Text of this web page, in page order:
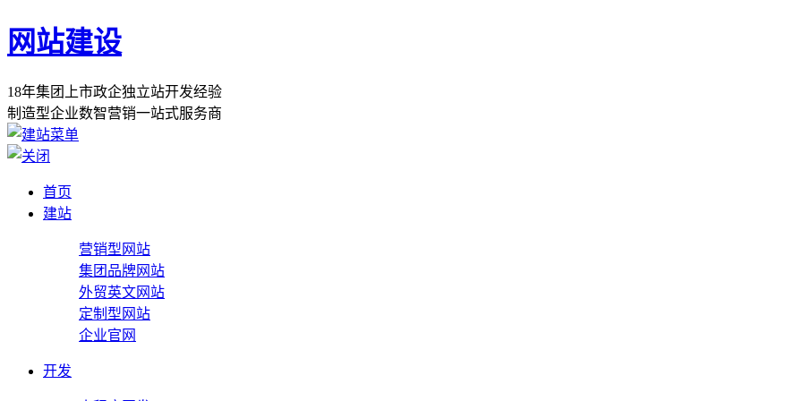
网站建设
18年集团 上市政企独立站开发经验
制 造型企业数智营销一站式服务商
首页
建站
营销型网站
集团品牌网站
外贸英文网站
定制型网站
企业官网
开发